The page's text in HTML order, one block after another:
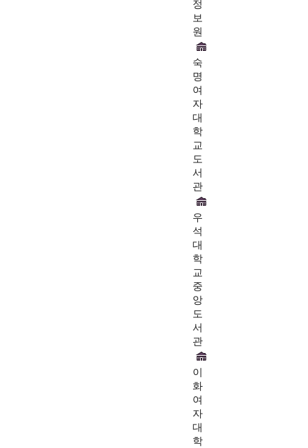
정
보
원
숙
명
여
자
대
학
교
도
서
관
우
석
대
학
교
중
앙
도
서
관
이
화
여
자
대
학